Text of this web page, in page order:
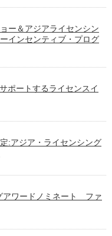
ー＆アジアライセンシン
インセンティブ・プログ
ポートするライセンスイ
:アジア・ライセンシング
アワードノミネート ファ